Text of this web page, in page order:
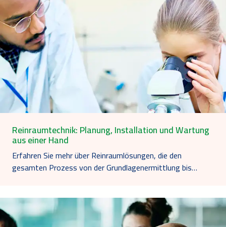
Reinraumtechnik: Planung, Installation und Wartung
aus einer Hand
Erfahren Sie mehr über Reinraumlösungen, die den
gesamten Prozess von der Grundlagenermittlung bis…